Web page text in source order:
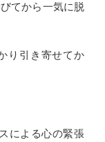
てから一気に脱
り引き寄せてか
による心の緊張